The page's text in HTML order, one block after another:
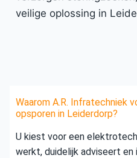
veilige oplossing in
Waarom A.R. Infratechniek
opsporen in Leiderdorp?
U kiest voor een
werkt, duidelijk adviseert